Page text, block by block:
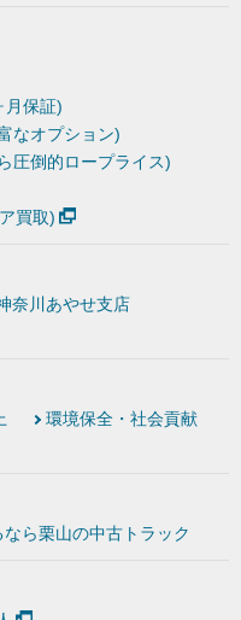
月保証)
なオプション)
圧倒的ロープライス)
買取)
奈川あやせ支店
環境保全・社会貢献
なら栗山の中古トラック